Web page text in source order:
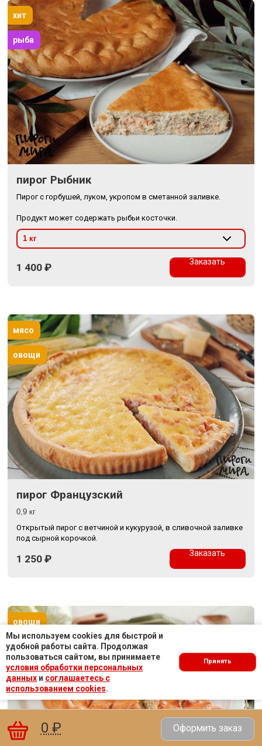
пирог Рыбник
Пирог с горбушей, луком, укропом в сметанной заливке.
Продукт может содержать рыбьи косточки.
1 400 ₽ Заказать
хит
рыба
пирог Французский
0,9 кг
Открытый пирог с ветчиной и кукурузой, в сливочной заливке
под сырной корочкой.
1 250 ₽ Заказать
мясо
овощи
овощи
0 ₽ Оформить заказ
Мы используем cookies для быстрой и
удобной работы сайта. Продолжая
пользоваться сайтом, вы принимаете
условия обработки персональных
данных и соглашаетесь с
использованием cookies.
Принять